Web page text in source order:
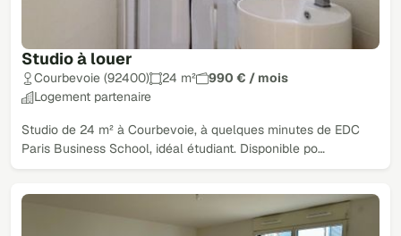
Studio à louer
Courbevoie (92400) 24 m²
990 € / mois
Logement partenaire
Studio de 24 m² à Courbevoie, à quelques minutes de EDC
Paris Business School, idéal étudiant. Disponible po…